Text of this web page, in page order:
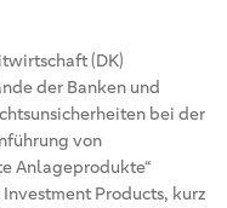
(DK)
der Banken und
bei der
von
Anlageprodukte“
Products, kurz